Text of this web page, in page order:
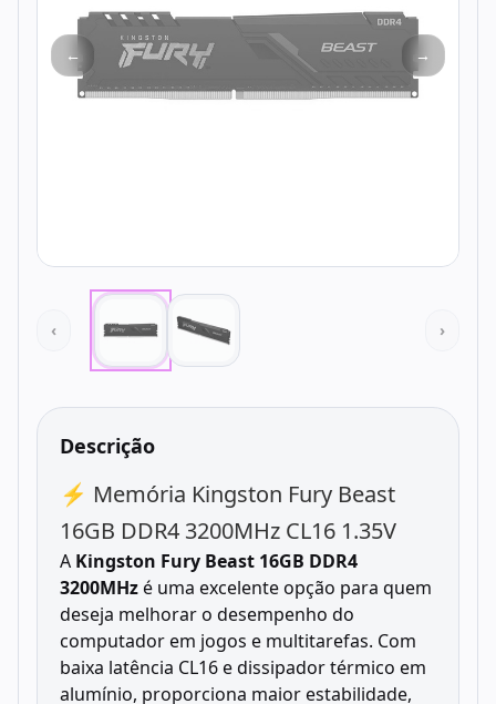
← →
‹ ›
Descrição
⚡ Memória Kingston Fury Beast
16GB DDR4 3200MHz CL16 1.35V
A Kingston Fury Beast 16GB DDR4
3200MHzé uma excelente opção para quem
deseja melhorar o desempenho do
computador em jogos e multitarefas. Com
baixa latência CL16 e dissipador térmico em
alumínio, proporciona maior estabilidade,